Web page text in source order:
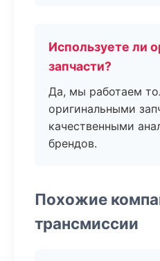
Используете ли
запчасти?
Да, мы работаем
оригинальными
качественными
брендов.
Похожие
трансмиссии